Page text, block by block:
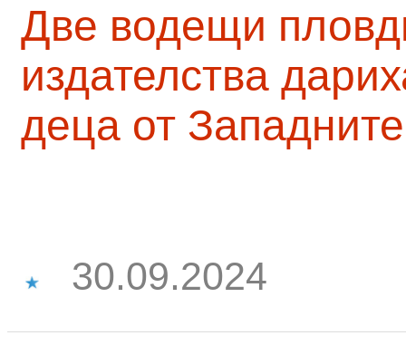
Две водещи
издателства
деца от
30.09.2024